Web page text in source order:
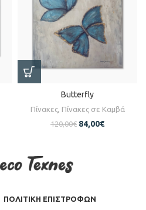
Butterfly
Πίνακες, Πίνακες σε Καμβά
120,00€ 84,00€
ΠΟΛΙΤΙΚΗ ΕΠΙΣΤΡΟΦΩΝ